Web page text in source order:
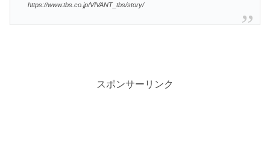
https://www.tbs.co.jp/VIVANT_tbs/story/
スポンサーリンク